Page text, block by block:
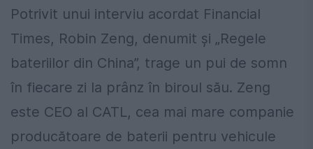
Potrivit unui interviu acordat Financial
Times, Robin Zeng, denumit și „Regele
bateriilor din China”, trage un pui de somn
în fiecare zi la prânz în biroul său. Zeng
este CEO al CATL, cea mai mare companie
producătoare de baterii pentru vehicule